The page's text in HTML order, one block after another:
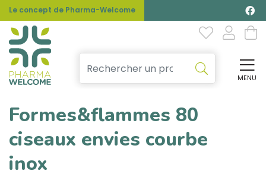
Le concept de Pharma-Welcome
MENU
Formes&flammes 80
ciseaux envies courbe
inox